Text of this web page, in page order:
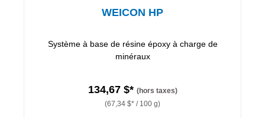
WEICON HP
Système à base de résine époxy à charge de
minéraux
134,67 $* (hors taxes)
(67,34 $* / 100 g)